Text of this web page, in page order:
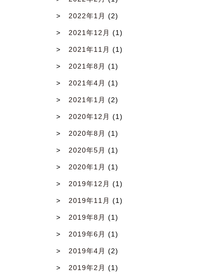
2022年1月 (2)
2021年12月 (1)
2021年11月 (1)
2021年8月 (1)
2021年4月 (1)
2021年1月 (2)
2020年12月 (1)
2020年8月 (1)
2020年5月 (1)
2020年1月 (1)
2019年12月 (1)
2019年11月 (1)
2019年8月 (1)
2019年6月 (1)
2019年4月 (2)
2019年2月 (1)